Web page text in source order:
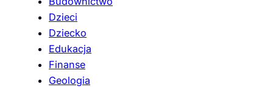
Dzieci
Dziecko
Edukacja
Finanse
Geologia